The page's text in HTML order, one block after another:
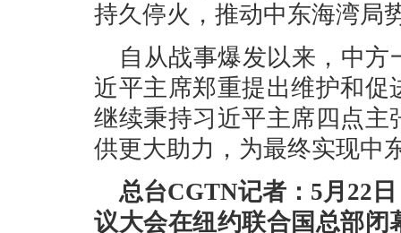
持久停火，推动中东海湾局
自从战事爆发以来，中
近平主席郑重提出维护和
继续秉持习近平主席四点
供更大助力，为最终实现中
总台CGTN记者：5月22
议大会在纽约联合国总部